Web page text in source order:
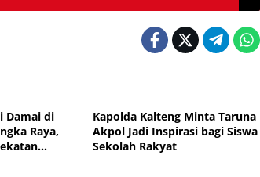
Damai di
Raya,
Kapolda Kalteng Minta Taruna
Akpol Jadi Inspirasi bagi Siswa
Sekolah Rakyat
News